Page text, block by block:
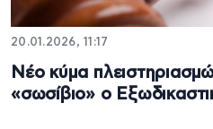
20.01.2026, 11:17
Νέο κύμα
«σωσίβιο» ο